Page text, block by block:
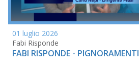
01 luglio 2026
Fabi Risponde
FABI RISPONDE - PIGNORAMENTI